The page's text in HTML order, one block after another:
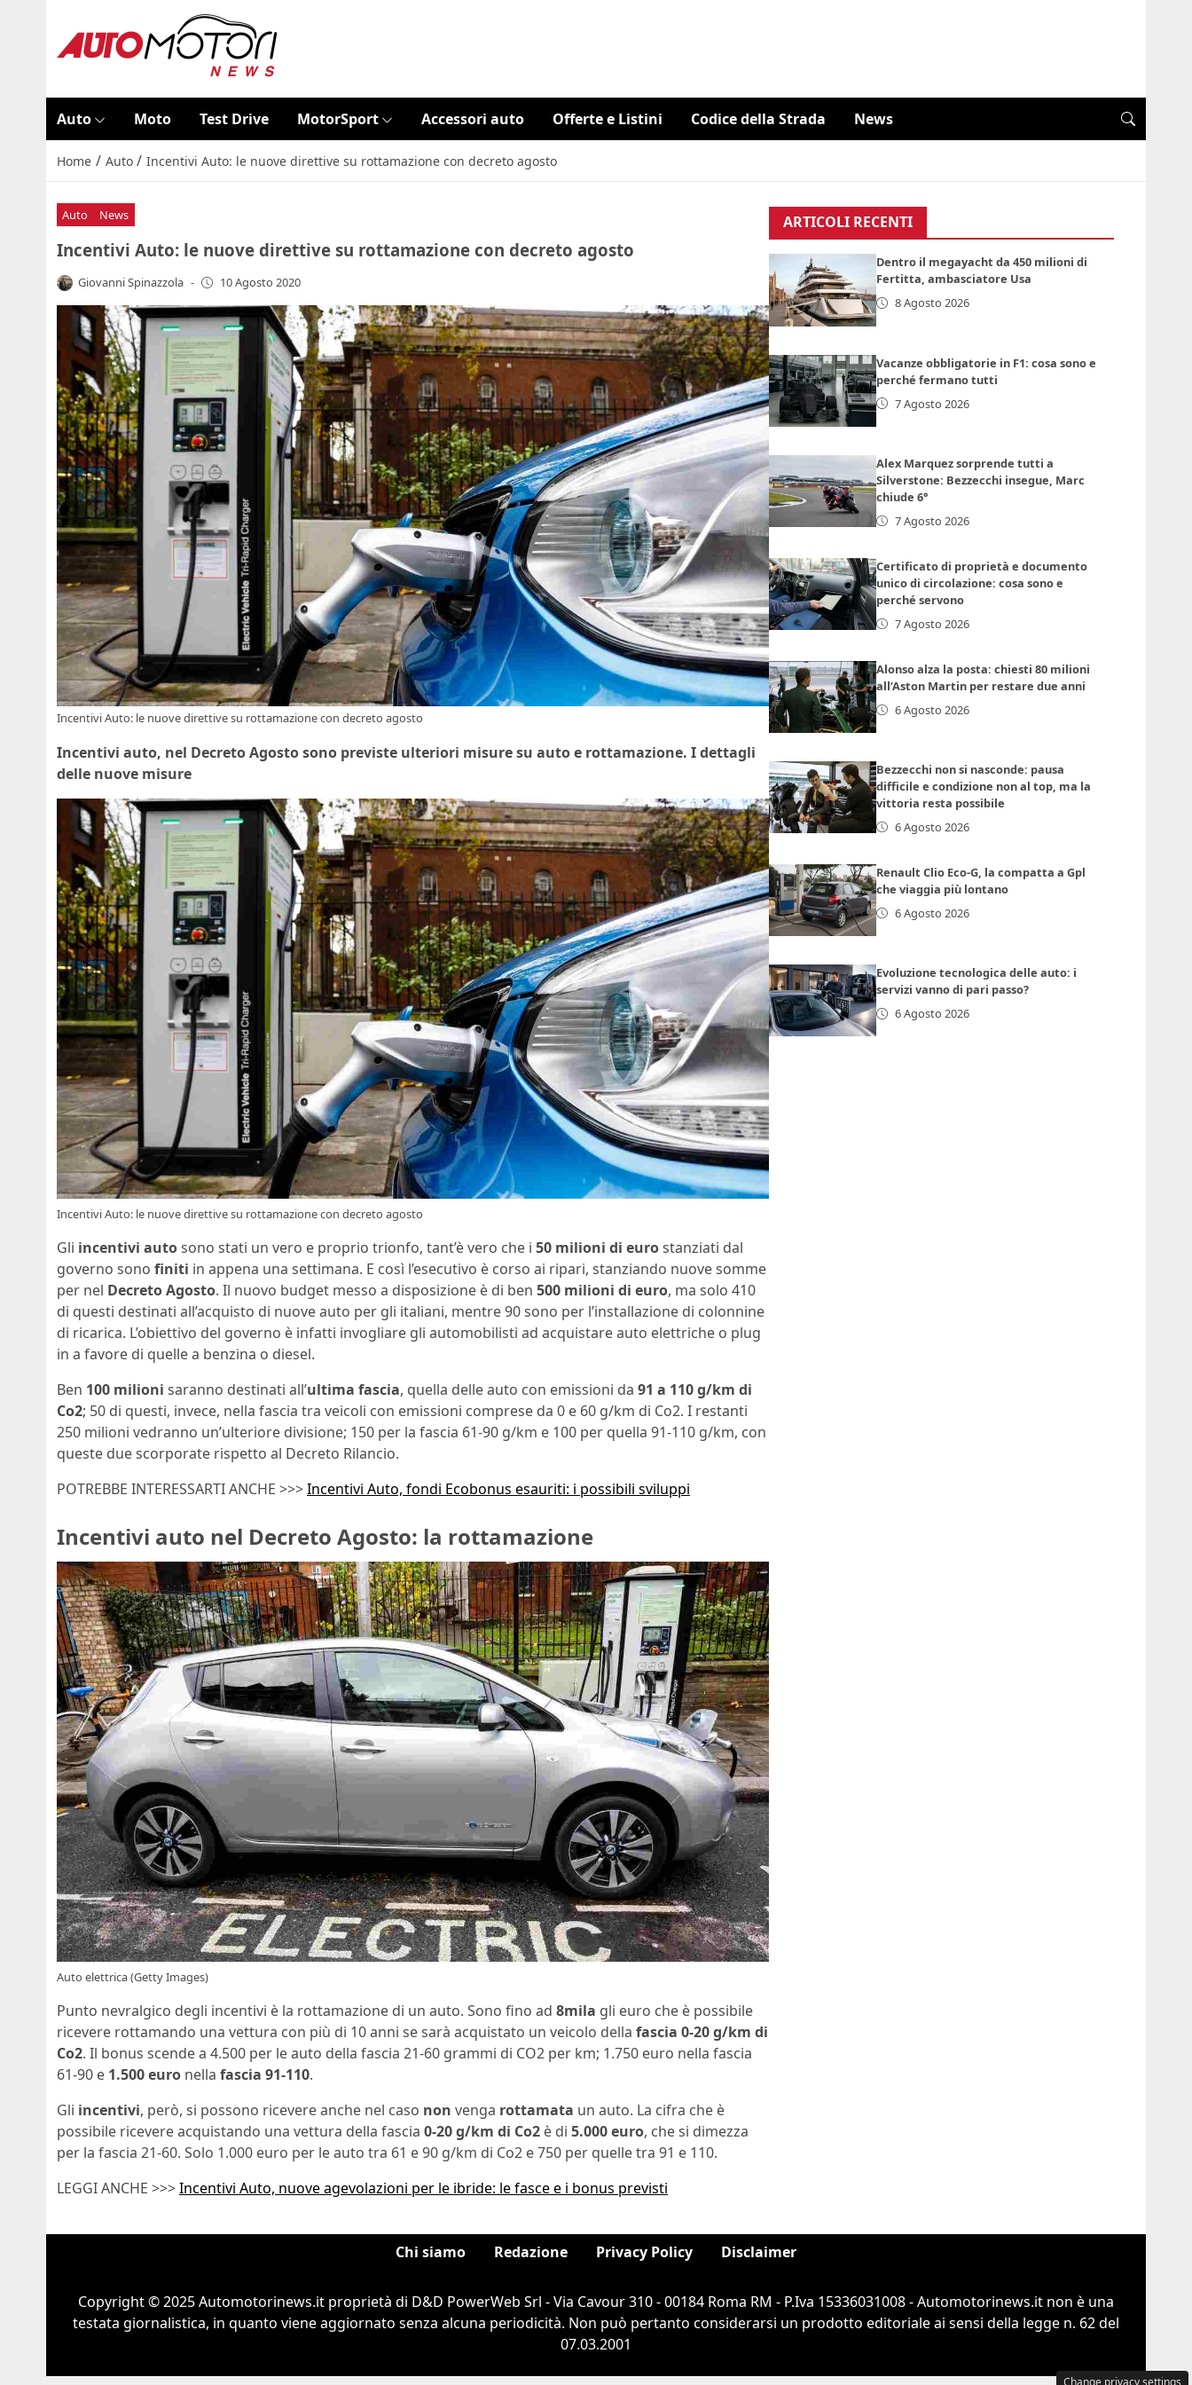
Auto Moto Test Drive MotorSport Accessori auto Offerte e Listini Codice della Strada News
Home / Auto / Incentivi Auto: le nuove direttive su rottamazione con decreto agosto
Auto News
Incentivi Auto: le nuove direttive su rottamazione con decreto agosto
Giovanni Spinazzola - 10 Agosto 2020
Incentivi Auto: le nuove direttive su rottamazione con decreto agosto
Incentivi auto, nel Decreto Agosto sono previste ulteriori misure su auto e rottamazione. I dettagli
delle nuove misure
Incentivi Auto: le nuove direttive su rottamazione con decreto agosto
Gli incentivi autosono stati un vero e proprio trionfo, tant’è vero che i 50 milioni di eurostanziati dal
governo sono finiti in appena una settimana. E così l’esecutivo è corso ai ripari, stanziando nuove somme
per nel Decreto Agosto. Il nuovo budget messo a disposizione è di ben 500 milioni di euro, ma solo 410
di questi destinati all’acquisto di nuove auto per gli italiani, mentre 90 sono per l’installazione di colonnine
di ricarica. L’obiettivo del governo è infatti invogliare gli automobilisti ad acquistare auto elettriche o plug
in a favore di quelle a benzina o diesel.
Ben 100 milioni saranno destinati all’ultima fascia, quella delle auto con emissioni da 91 a 110 g/km di
Co2; 50 di questi, invece, nella fascia tra veicoli con emissioni comprese da 0 e 60 g/km di Co2. I restanti
250 milioni vedranno un’ulteriore divisione; 150 per la fascia 61-90 g/km e 100 per quella 91-110 g/km, con
queste due scorporate rispetto al Decreto Rilancio.
POTREBBE INTERESSARTI ANCHE >>>Incentivi Auto, fondi Ecobonus esauriti: i possibili sviluppi
Incentivi auto nel Decreto Agosto: la rottamazione
Auto elettrica (Getty Images)
Punto nevralgico degli incentivi è la rottamazione di un auto. Sono fino ad 8mila gli euro che è possibile
ricevere rottamando una vettura con più di 10 anni se sarà acquistato un veicolo della fascia 0-20 g/km di
Co2. Il bonus scende a 4.500 per le auto della fascia 21-60 grammi di CO2 per km; 1.750 euro nella fascia
61-90 e 1.500 euro nella fascia 91-110.
Gli incentivi, però, si possono ricevere anche nel caso non venga rottamata un auto. La cifra che è
possibile ricevere acquistando una vettura della fascia 0-20 g/km di Co2 è di 5.000 euro, che si dimezza
per la fascia 21-60. Solo 1.000 euro per le auto tra 61 e 90 g/km di Co2 e 750 per quelle tra 91 e 110.
LEGGI ANCHE >>>Incentivi Auto, nuove agevolazioni per le ibride: le fasce e i bonus previsti
ARTICOLI RECENTI
Dentro il megayacht da 450 milioni di
Fertitta, ambasciatore Usa
8 Agosto 2026
Vacanze obbligatorie in F1: cosa sono e
perché fermano tutti
7 Agosto 2026
Alex Marquez sorprende tutti a
Silverstone: Bezzecchi insegue, Marc
chiude 6°
7 Agosto 2026
Certificato di proprietà e documento
unico di circolazione: cosa sono e
perché servono
7 Agosto 2026
Alonso alza la posta: chiesti 80 milioni
all’Aston Martin per restare due anni
6 Agosto 2026
Bezzecchi non si nasconde: pausa
difficile e condizione non al top, ma la
vittoria resta possibile
6 Agosto 2026
Renault Clio Eco-G, la compatta a Gpl
che viaggia più lontano
6 Agosto 2026
Evoluzione tecnologica delle auto: i
servizi vanno di pari passo?
6 Agosto 2026
Chi siamo Redazione Privacy Policy Disclaimer
Copyright © 2025 Automotorinews.it proprietà di D&D PowerWeb Srl - Via Cavour 310 - 00184 Roma RM - P.Iva 15336031008 - Automotorinews.it non è una
testata giornalistica, in quanto viene aggiornato senza alcuna periodicità. Non può pertanto considerarsi un prodotto editoriale ai sensi della legge n. 62 del
07.03.2001
Change privacy settings